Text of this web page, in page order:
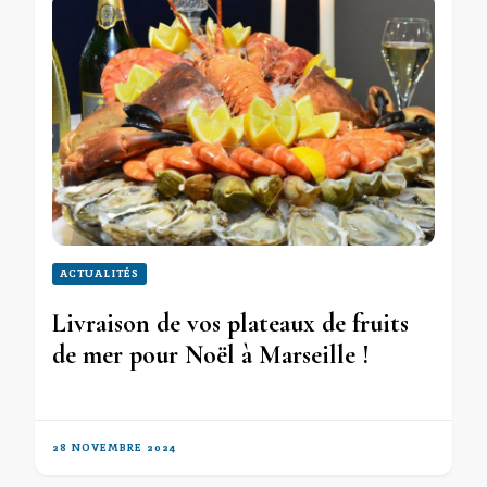
ACTUALITÉS
Livraison de vos plateaux de fruits
de mer pour Noël à Marseille !
28 NOVEMBRE 2024